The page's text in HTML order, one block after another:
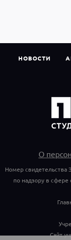
НОВОСТИ
О
Номер
по надзору в
Сайт